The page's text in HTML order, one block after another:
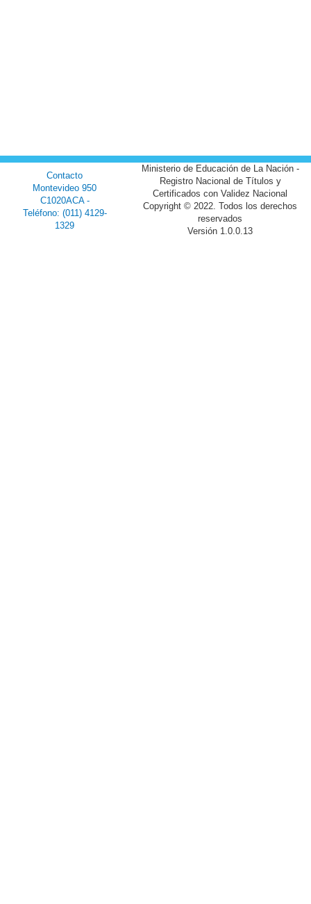
Contacto
Montevideo 950
C1020ACA -
Teléfono: (011) 4129-
1329
Ministerio de Educación de La Nación -
Registro Nacional de Títulos y
Certificados con Validez Nacional
Copyright © 2022. Todos los derechos
reservados
Versión 1.0.0.13